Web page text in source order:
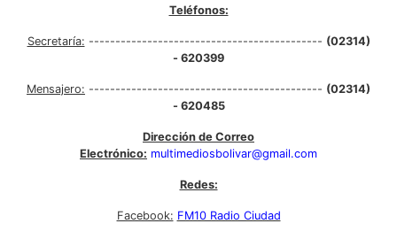
Teléfonos:
Secretaría: -------------------------------------------- (02314)
- 620399
Mensajero: -------------------------------------------- (02314)
- 620485
Dirección de Correo
Electrónico: multimediosbolivar@gmail.com
Redes:
Facebook: FM10 Radio Ciudad